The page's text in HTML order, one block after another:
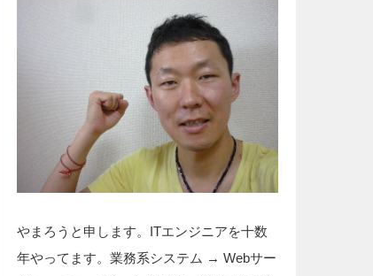
やまろうと申します。ITエンジニアを十数
年やってます。業務系システム → Webサー